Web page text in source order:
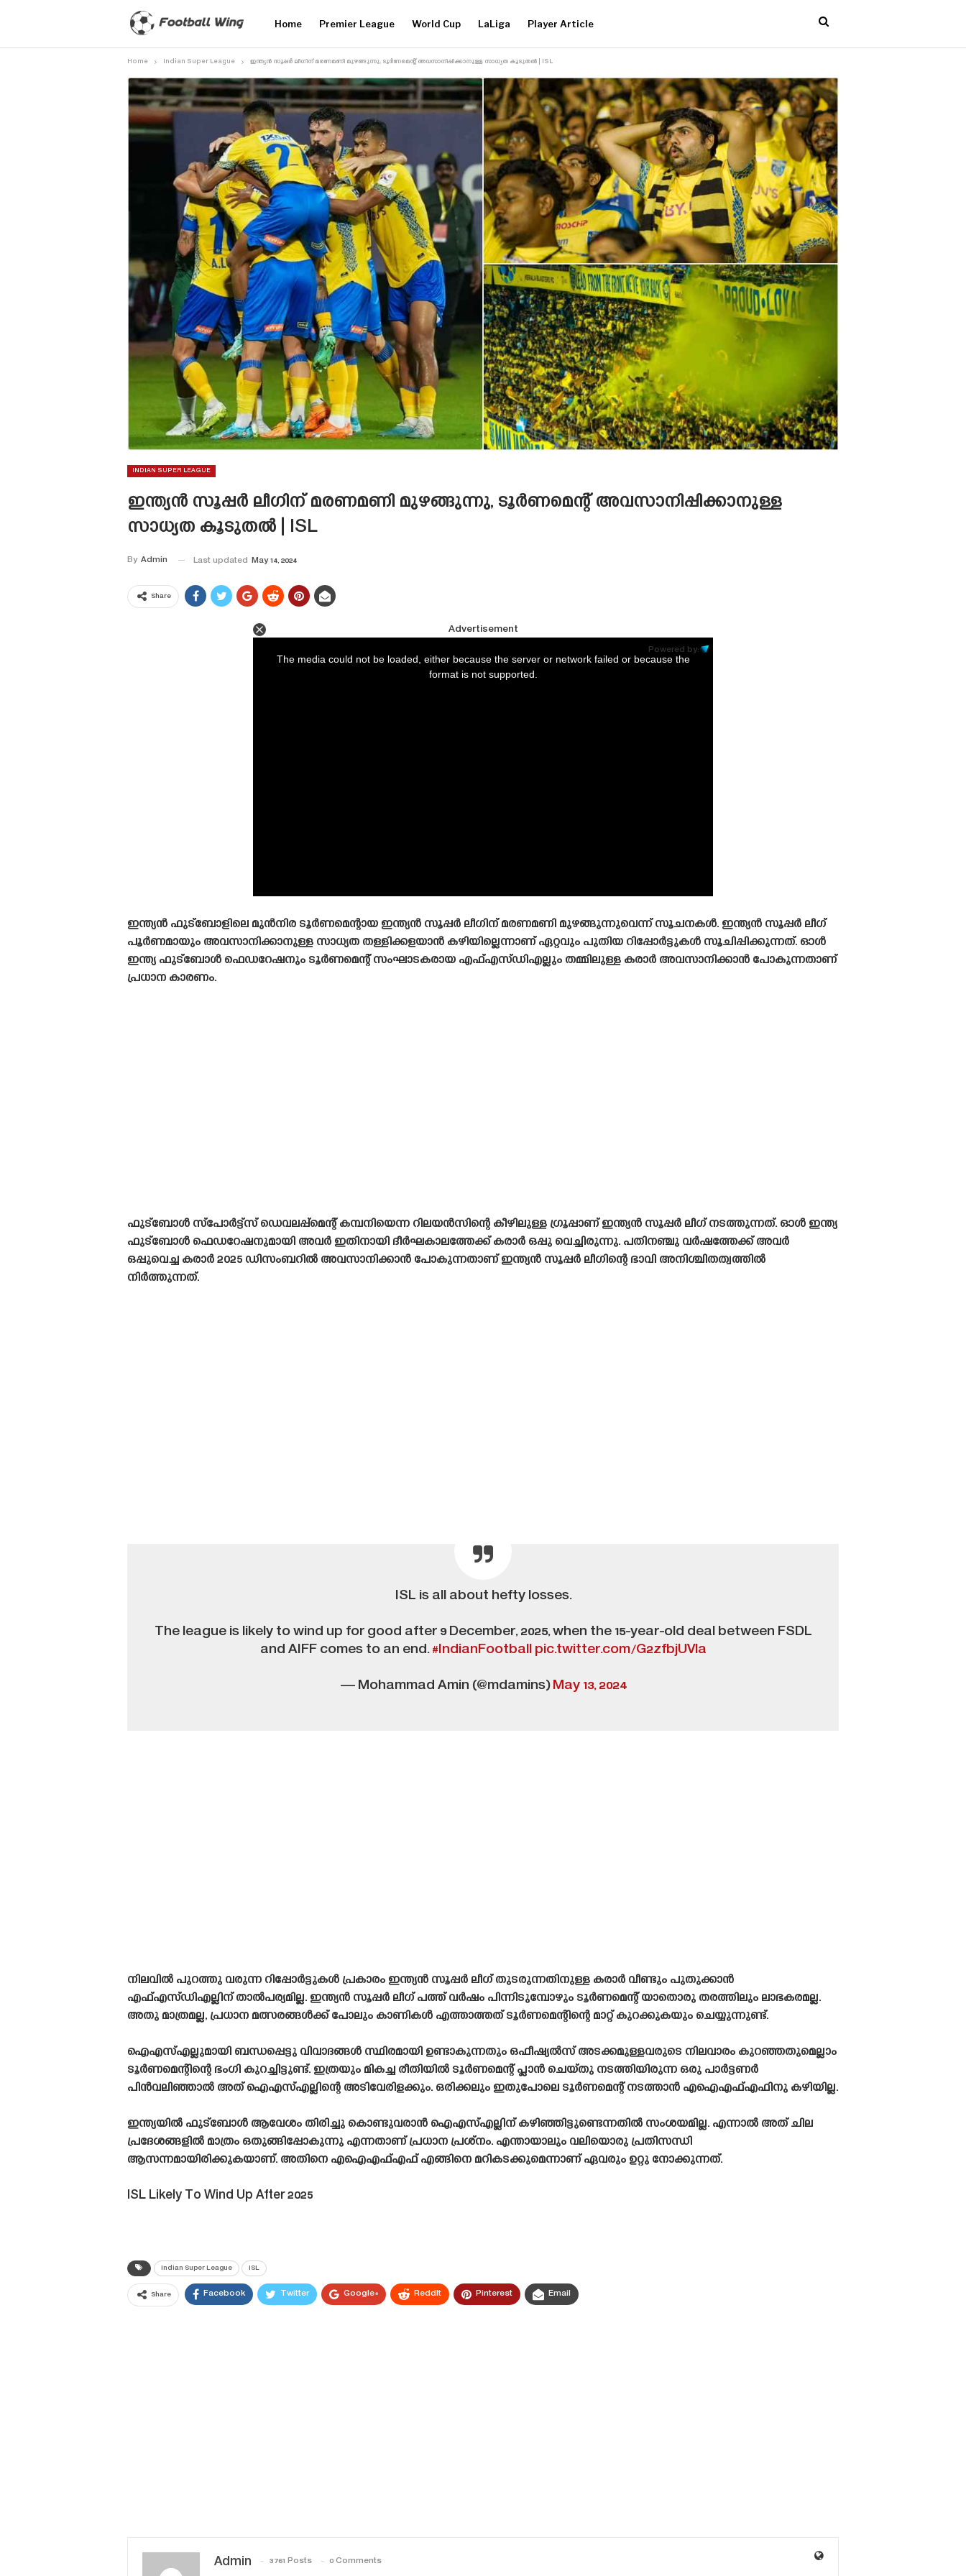
Home Premier League World Cup LaLiga Player Article
Home Indian Super League ഇന്ത്യൻ സൂപ്പർ ലീഗിന് മരണമണി മുഴങ്ങുന്നു, ടൂർണമെന്റ് അവസാനിപ്പിക്കാനുള്ള സാധ്യത കൂടുതൽ | ISL
INDIAN SUPER LEAGUE
ഇന്ത്യൻ സൂപ്പർ ലീഗിന് മരണമണി മുഴങ്ങുന്നു, ടൂർണമെന്റ് അവസാനിപ്പിക്കാനുള്ള
സാധ്യത കൂടുതൽ | ISL
By Admin Last updated May 14, 2024
Share
Advertisement
Powered by:
The media could not be loaded, either because the server or network failed or because the
format is not supported.
ഇന്ത്യൻ ഫുട്ബോളിലെ മുൻനിര ടൂർണമെന്റായ ഇന്ത്യൻ സൂപ്പർ ലീഗിന് മരണമണി മുഴങ്ങുന്നുവെന്ന് സൂചനകൾ. ഇന്ത്യൻ സൂപ്പർ ലീഗ്
പൂർണമായും അവസാനിക്കാനുള്ള സാധ്യത തള്ളിക്കളയാൻ കഴിയില്ലെന്നാണ് ഏറ്റവും പുതിയ റിപ്പോർട്ടുകൾ സൂചിപ്പിക്കുന്നത്. ഓൾ
ഇന്ത്യ ഫുട്ബോൾ ഫെഡറേഷനും ടൂർണമെന്റ് സംഘാടകരായ എഫ്എസ്‌ഡിഎല്ലും തമ്മിലുള്ള കരാർ അവസാനിക്കാൻ പോകുന്നതാണ്
പ്രധാന കാരണം.
ഫുട്ബോൾ സ്പോർട്ട്സ് ഡെവലപ്പ്മെന്റ് കമ്പനിയെന്ന റിലയൻസിന്റെ കീഴിലുള്ള ഗ്രൂപ്പാണ് ഇന്ത്യൻ സൂപ്പർ ലീഗ് നടത്തുന്നത്. ഓൾ ഇന്ത്യ
ഫുട്ബോൾ ഫെഡറേഷനുമായി അവർ ഇതിനായി ദീർഘകാലത്തേക്ക് കരാർ ഒപ്പു വെച്ചിരുന്നു. പതിനഞ്ചു വർഷത്തേക്ക് അവർ
ഒപ്പുവെച്ച കരാർ 2025 ഡിസംബറിൽ അവസാനിക്കാൻ പോകുന്നതാണ് ഇന്ത്യൻ സൂപ്പർ ലീഗിന്റെ ഭാവി അനിശ്ചിതത്വത്തിൽ
നിർത്തുന്നത്.
ISL is all about hefty losses.
The league is likely to wind up for good after 9 December, 2025, when the 15-year-old deal between FSDL
and AIFF comes to an end.#IndianFootball pic.twitter.com/G2zfbjUVla
— Mohammad Amin (@mdamins)May 13, 2024
നിലവിൽ പുറത്തു വരുന്ന റിപ്പോർട്ടുകൾ പ്രകാരം ഇന്ത്യൻ സൂപ്പർ ലീഗ് തുടരുന്നതിനുള്ള കരാർ വീണ്ടും പുതുക്കാൻ
എഫ്‌എസ്‌ഡിഎല്ലിന് താൽപര്യമില്ല. ഇന്ത്യൻ സൂപ്പർ ലീഗ് പത്ത് വർഷം പിന്നിടുമ്പോഴും ടൂർണമെന്റ് യാതൊരു തരത്തിലും ലാഭകരമല്ല.
അതു മാത്രമല്ല, പ്രധാന മത്സരങ്ങൾക്ക് പോലും കാണികൾ എത്താത്തത് ടൂർണമെന്റിന്റെ മാറ്റ് കുറക്കുകയും ചെയ്യുന്നുണ്ട്.
ഐഎസ്എല്ലുമായി ബന്ധപ്പെട്ടു വിവാദങ്ങൾ സ്ഥിരമായി ഉണ്ടാകുന്നതും ഒഫീഷ്യൽസ് അടക്കമുള്ളവരുടെ നിലവാരം കുറഞ്ഞതുമെല്ലാം
ടൂർണമെന്റിന്റെ ഭംഗി കുറച്ചിട്ടുണ്ട്. ഇത്രയും മികച്ച രീതിയിൽ ടൂർണമെന്റ് പ്ലാൻ ചെയ്‌തു നടത്തിയിരുന്ന ഒരു പാർട്ടണർ
പിൻവലിഞ്ഞാൽ അത് ഐഎസ്എല്ലിന്റെ അടിവേരിളക്കും. ഒരിക്കലും ഇതുപോലെ ടൂർണമെന്റ് നടത്താൻ എഐഎഫ്എഫിനു കഴിയില്ല.
ഇന്ത്യയിൽ ഫുട്ബോൾ ആവേശം തിരിച്ചു കൊണ്ടുവരാൻ ഐഎസ്എല്ലിന് കഴിഞ്ഞിട്ടുണ്ടെന്നതിൽ സംശയമില്ല. എന്നാൽ അത് ചില
പ്രദേശങ്ങളിൽ മാത്രം ഒതുങ്ങിപ്പോകുന്നു എന്നതാണ് പ്രധാന പ്രശ്‌നം. എന്തായാലും വലിയൊരു പ്രതിസന്ധി
ആസന്നമായിരിക്കുകയാണ്. അതിനെ എഐഎഫ്എഫ് എങ്ങിനെ മറികടക്കുമെന്നാണ് ഏവരും ഉറ്റു നോക്കുന്നത്.
ISL Likely To Wind Up After 2025
Indian Super League ISL
Share Facebook Twitter Google+ ReddIt Pinterest Email
Admin 3761 Posts 0 Comments